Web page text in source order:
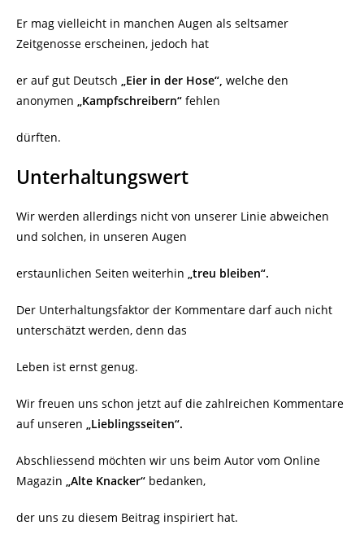
Er mag vielleicht in manchen Augen als seltsamer
Zeitgenosse erscheinen, jedoch hat
er auf gut Deutsch „Eier in der Hose“, welche den
anonymen „Kampfschreibern“ fehlen
dürften.
Unterhaltungswert
Wir werden allerdings nicht von unserer Linie abweichen
und solchen, in unseren Augen
erstaunlichen Seiten weiterhin „treu bleiben“.
Der Unterhaltungsfaktor der Kommentare darf auch nicht
unterschätzt werden, denn das
Leben ist ernst genug.
Wir freuen uns schon jetzt auf die zahlreichen Kommentare
auf unseren „Lieblingsseiten“.
Abschliessend möchten wir uns beim Autor vom Online
Magazin „Alte Knacker“ bedanken,
der uns zu diesem Beitrag inspiriert hat.